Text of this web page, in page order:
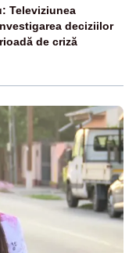
Televiziunea
deciziilor
de criză